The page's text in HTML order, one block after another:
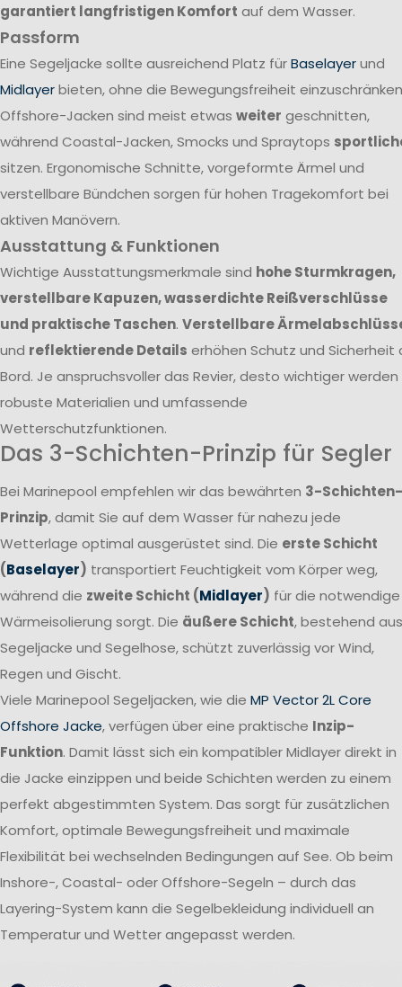
garantiert langfristigen Komfort auf dem Wasser.
Passform
Eine Segeljacke sollte ausreichend Platz fürBaselayerund
Midlayerbieten, ohne die Bewegungsfreiheit
Offshore-Jacken sind meist etwas weiter geschnitten,
während Coastal-Jacken, Smocks und Spraytops
sitzen. Ergonomische Schnitte, vorgeformte Ärmel und
verstellbare Bündchen sorgen für hohen Tragekomfort bei
aktiven Manövern.
Ausstattung & Funktionen
Wichtige Ausstattungsmerkmale sind hohe Sturmkragen,
verstellbare Kapuzen, wasserdichte Reißverschlüsse
und praktische Taschen. Verstellbare
und reflektierende Details erhöhen Schutz und Sicherheit
Bord. Je anspruchsvoller das Revier, desto wichtiger werden
robuste Materialien und umfassende
Wetterschutzfunktionen.
Das 3-Schichten-Prinzip für Segler
Bei Marinepool empfehlen wir das bewährten 3-Schichten-
Prinzip, damit Sie auf dem Wasser für nahezu jede
Wetterlage optimal ausgerüstet sind. Die erste Schicht
(Baselayer) transportiert Feuchtigkeit vom Körper weg,
während die zweite Schicht (Midlayer) für die notwendige
Wärmeisolierung sorgt. Die äußere Schicht, bestehend aus
Segeljacke und Segelhose, schützt zuverlässig vor Wind,
Regen und Gischt.
Viele Marinepool Segeljacken, wie die MP Vector 2L Core
Offshore Jacke, verfügen über eine praktische Inzip-
Funktion. Damit lässt sich ein kompatibler Midlayer direkt in
die Jacke einzippen und beide Schichten werden zu einem
perfekt abgestimmten System. Das sorgt für zusätzlichen
Komfort, optimale Bewegungsfreiheit und maximale
Flexibilität bei wechselnden Bedingungen auf See. Ob beim
Inshore-, Coastal- oder Offshore-Segeln – durch das
Layering-System kann die Segelbekleidung individuell an
Temperatur und Wetter angepasst werden.